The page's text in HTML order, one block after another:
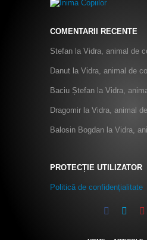
COMENTARII RECENTE
Stefan la Vidra, animal de
Danut la Vidra, animal de
Baciu Ștefan la Vidra,
Dragomir la Vidra, animal
Balosin Bogdan la Vidra,
PROTECȚIE UTILIZATOR
Politică de confidențialitate